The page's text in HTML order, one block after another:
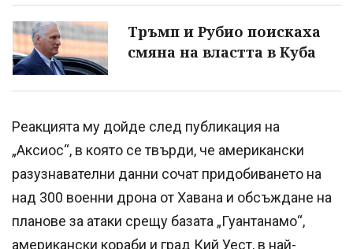
Тръмп и Рубио поискаха
смяна на властта в Куба
Реакцията му дойде след публикация на
„Аксиос“, в която се твърди, че американски
разузнавателни данни сочат придобиването на
над 300 военни дрона от Хавана и обсъждане на
планове за атаки срещу базата „Гуантанамо“,
американски кораби и град Кий Уест, в най-